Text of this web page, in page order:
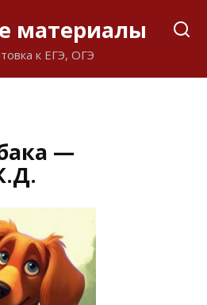
материалы
к ЕГЭ, ОГЭ
—